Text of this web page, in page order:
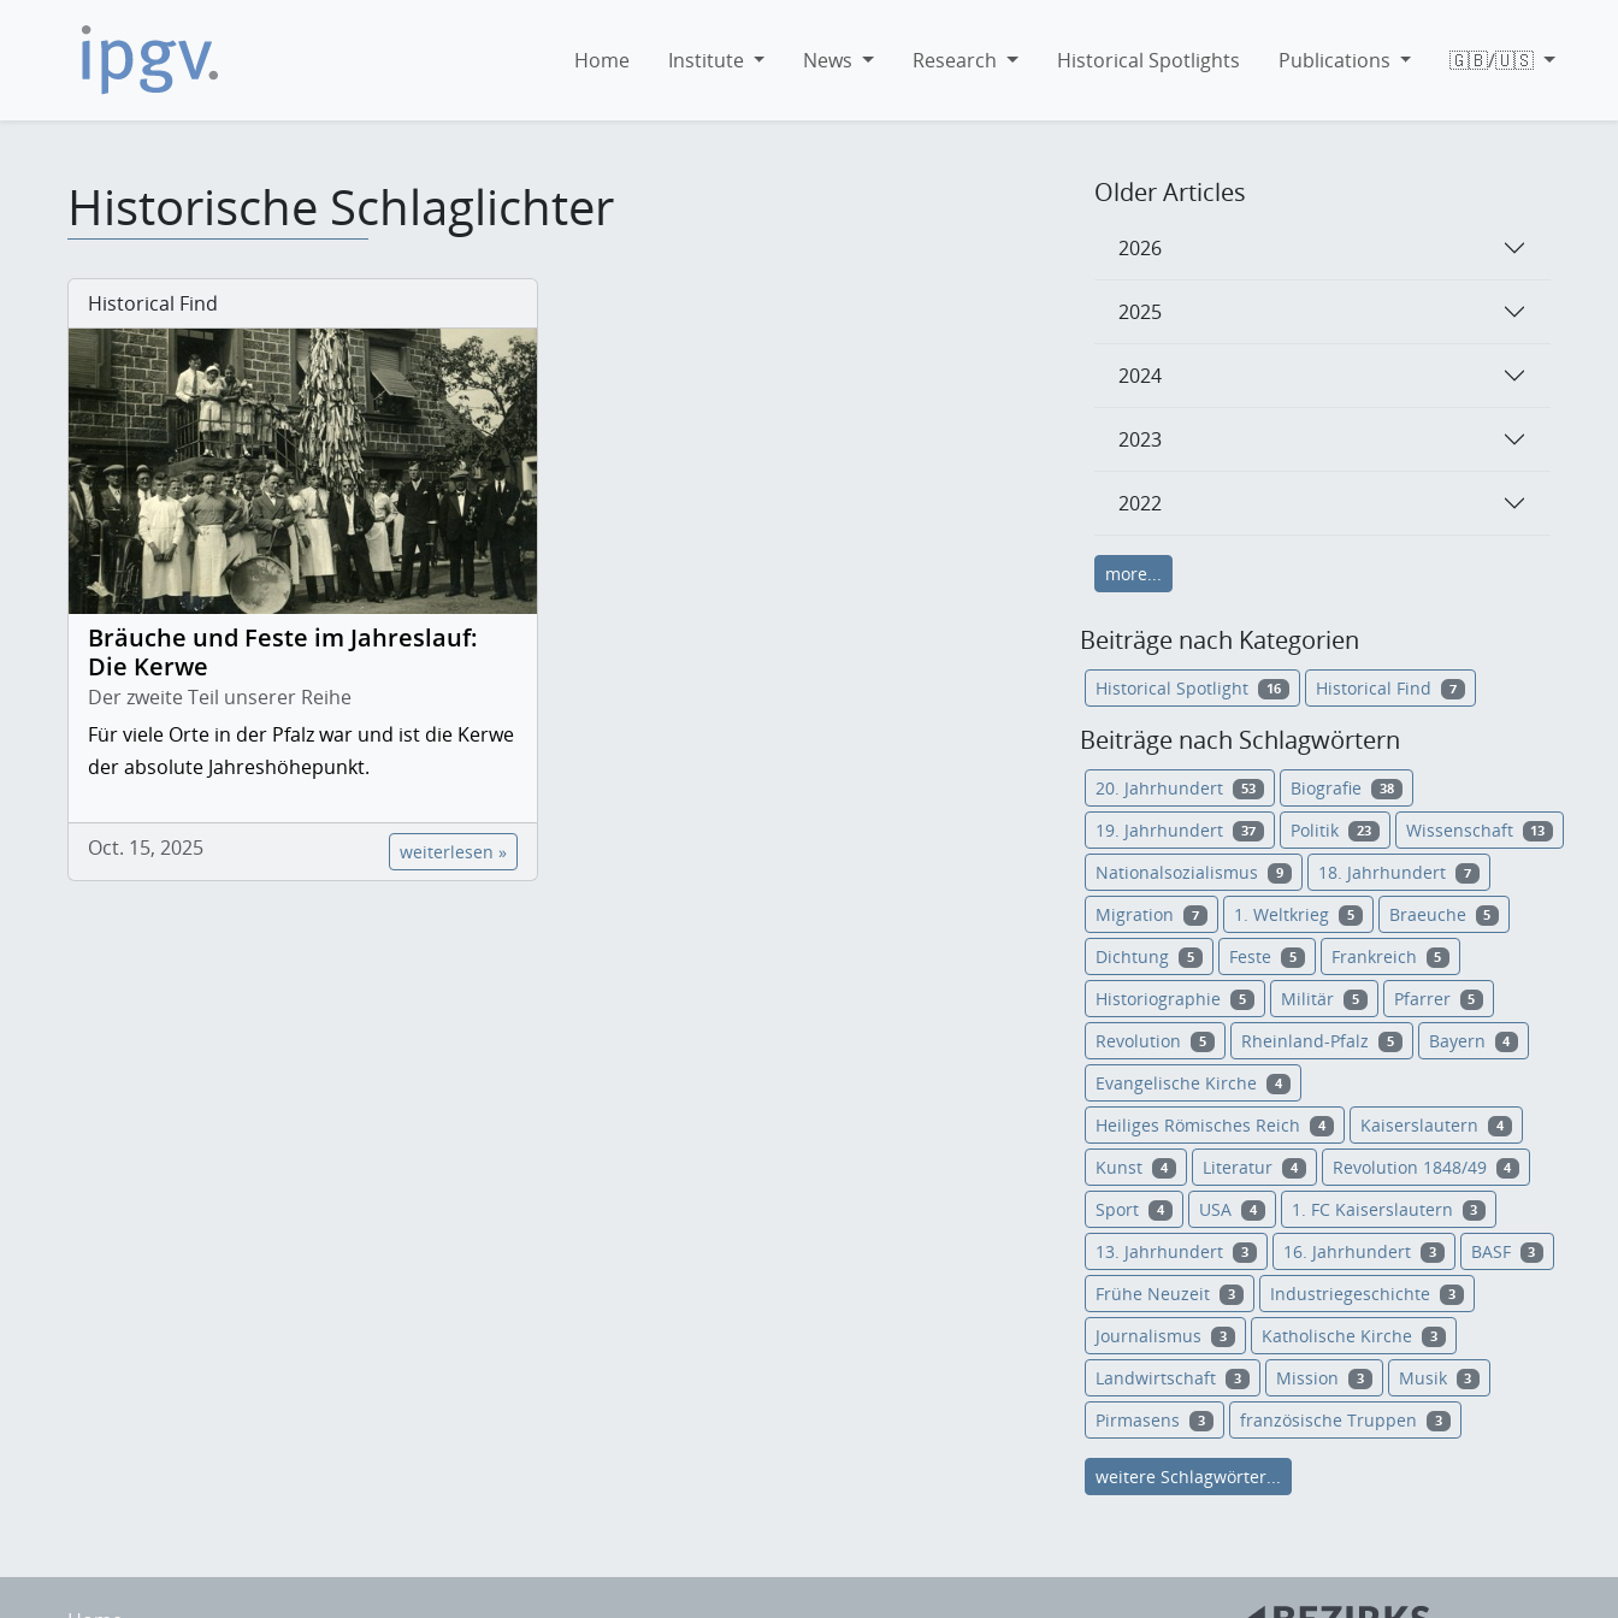
Home Institute News Research Historical Spotlights Publications 🇬🇧/🇺🇸
Historische Schlaglichter
Historical Find
Bräuche und Feste im Jahreslauf:
Die Kerwe
Der zweite Teil unserer Reihe
Für viele Orte in der Pfalz war und ist die Kerwe
der absolute Jahreshöhepunkt.
Oct. 15, 2025 weiterlesen »
Older Articles
2026
2025
2024
2023
2022
more...
Beiträge nach Kategorien
Historical Spotlight 16 Historical Find 7
Beiträge nach Schlagwörtern
20. Jahrhundert 53 Biografie 38
19. Jahrhundert 37 Politik 23 Wissenschaft 13
Nationalsozialismus 9 18. Jahrhundert 7
Migration 7 1. Weltkrieg 5 Braeuche 5
Dichtung 5 Feste 5 Frankreich 5
Historiographie 5 Militär 5 Pfarrer 5
Revolution 5 Rheinland-Pfalz 5 Bayern 4
Evangelische Kirche 4
Heiliges Römisches Reich 4 Kaiserslautern 4
Kunst 4 Literatur 4 Revolution 1848/49 4
Sport 4 USA 4 1. FC Kaiserslautern 3
13. Jahrhundert 3 16. Jahrhundert 3 BASF 3
Frühe Neuzeit 3 Industriegeschichte 3
Journalismus 3 Katholische Kirche 3
Landwirtschaft 3 Mission 3 Musik 3
Pirmasens 3 französische Truppen 3
weitere Schlagwörter...